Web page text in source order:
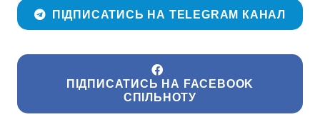
ПІДПИСАТИСЬ НА TELEGRAM КАНАЛ
ПІДПИСАТИСЬ НА FACEBOOK
СПІЛЬНОТУ